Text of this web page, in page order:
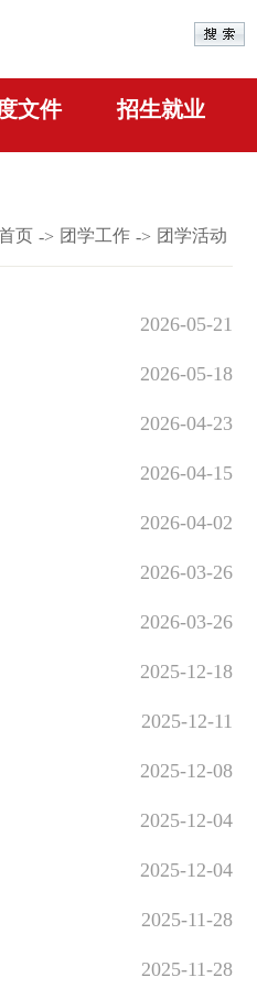
文件 招生就业
页 -> 团学工作 -> 团学活动
2026-05-21
2026-05-18
2026-04-23
2026-04-15
2026-04-02
2026-03-26
2026-03-26
2025-12-18
2025-12-11
2025-12-08
2025-12-04
2025-12-04
2025-11-28
2025-11-28